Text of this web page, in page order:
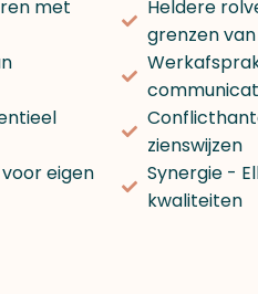
met
eigen
Heldere
grenzen
zienswijzen
Synergie -
kwaliteiten